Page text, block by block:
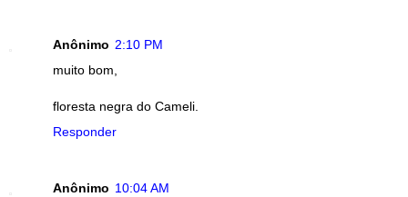
Anônimo 2:10 PM
muito bom,
floresta negra do Cameli.
Responder
Anônimo 10:04 AM